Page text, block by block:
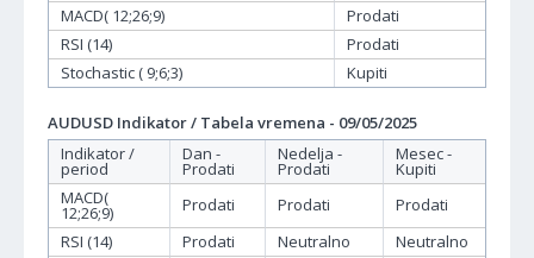
MACD( 12;26;9)
Prodati
RSI (14)
Prodati
Stochastic ( 9;6;3)
Kupiti
AUDUSD Indikator / Tabela vremena - 09/05/2025
Indikator /
period
Dan -
Prodati
Nedelja -
Prodati
Mesec -
Kupiti
MACD(
12;26;9) Prodati Prodati
Prodati
RSI (14)
Prodati Neutralno
Neutralno